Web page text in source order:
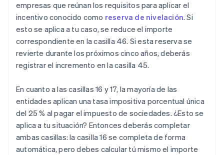
empresas que reúnan los requisitos para aplicar el
incentivo conocido como reserva de nivelación. Si
esto se aplica a tu caso, se reduce el importe
correspondiente en la casilla 46. Si esta reserva se
revierte durante los próximos cinco años, deberás
registrar el incremento en la casilla 45.
En cuanto a las casillas 16 y 17, la mayoría de las
entidades aplican una tasa impositiva porcentual única
del 25 % al pagar el impuesto de sociedades. ¿Esto se
aplica a tu situación? Entonces deberás completar
ambas casillas: la casilla 16 se completa de forma
automática, pero debes calcular tú mismo el importe